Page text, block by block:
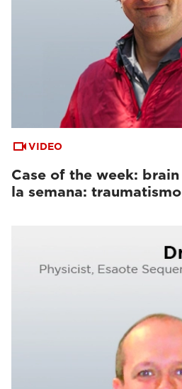
VIDEO
Case of the week:
la semana: